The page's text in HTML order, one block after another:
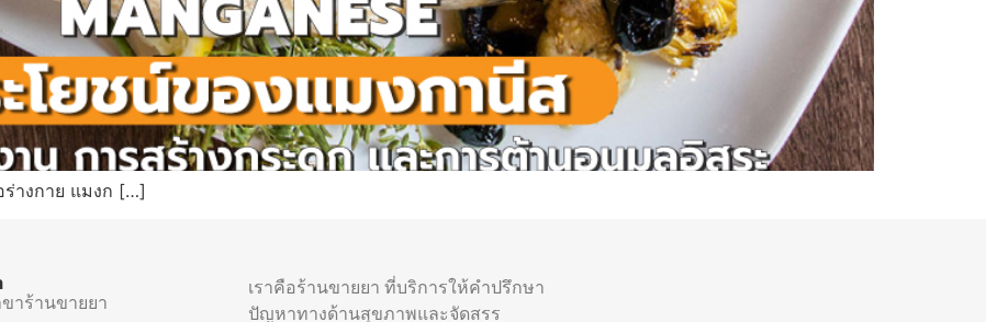
างกาย แมงก […]
าร้านขายยา
เราคือร้านขายยา ที่บริการให้คำปรึกษา
ปัญหาทางด้านสุขภาพและจัดสรร